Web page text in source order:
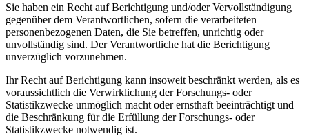
Sie haben ein Recht auf Berichtigung und/oder Vervollständigung
gegenüber dem Verantwortlichen, sofern die verarbeiteten
personenbezogenen Daten, die Sie betreffen, unrichtig oder
unvollständig sind. Der Verantwortliche hat die Berichtigung
unverzüglich vorzunehmen.
Ihr Recht auf Berichtigung kann insoweit beschränkt werden, als es
voraussichtlich die Verwirklichung der Forschungs- oder
Statistikzwecke unmöglich macht oder ernsthaft beeinträchtigt und
die Beschränkung für die Erfüllung der Forschungs- oder
Statistikzwecke notwendig ist.